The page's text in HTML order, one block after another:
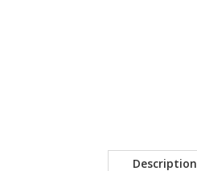
Description